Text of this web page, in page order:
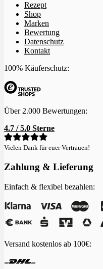
Rezept
Shop
Marken
Bewertung
Datenschutz
Kontakt
100% Käuferschutz:
Über 2.000 Bewertungen:
4.7 / 5.0 Sterne
Vielen Dank für euer Vertrauen!
Zahlung & Lieferung
Einfach & flexibel bezahlen:
Versand kostenlos ab 100€: